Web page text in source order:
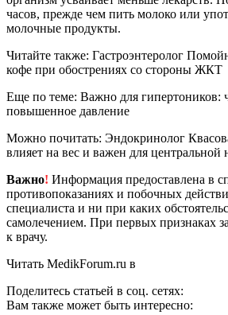
часов, прежде чем пить молоко или
молочные продукты.
Читайте также: Гастроэнтеролог
кофе при обострениях со стороны ЖКТ
Еще по теме: Важно для гипертоников:
повышенное давление
Можно почитать: Эндокринолог
влияет на вес и важен для центральной
Важно! Информация предоставлена в
противопоказаниях и побочных
специалиста и ни при каких
самолечением. При первых признаках
к врачу.
Читать MedikForum.ru в
Поделитесь статьей в соц. сетях:
Вам также может быть интересно: